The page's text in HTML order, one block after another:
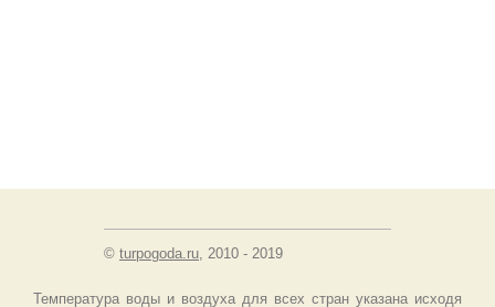
© turpogoda.ru, 2010 - 2019
Температура воды и воздуха для всех стран указана исходя